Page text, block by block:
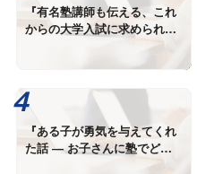
『有名塾講師も伝える、これ
からの大学入試に求められる
『ある子が勇気を与えてくれ
た話 ― お子さんに塾でどう
なって欲しいですか？』